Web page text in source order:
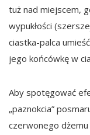
tuż nad miejscem,
wypukłości
ciastka-palca
jego końcówkę w
Aby spotęgować
„paznokcia”
czerwonego dżemu